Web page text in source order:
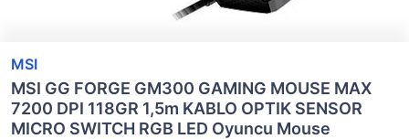
MSI
MSI GG FORGE GM300 GAMING MOUSE MAX
7200 DPI 118GR 1,5m KABLO OPTIK SENSOR
MICRO SWITCH RGB LED Oyuncu Mouse